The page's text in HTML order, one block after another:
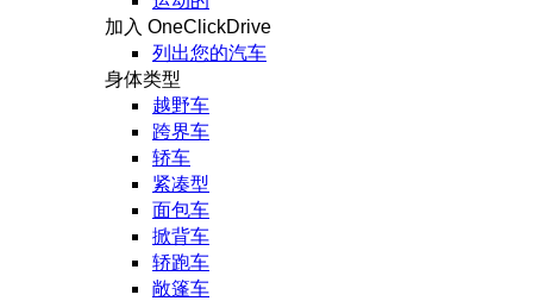
加入 OneClickDrive
列出您的汽车
身体类型
越野车
跨界车
轿车
紧凑型
面包车
掀背车
轿跑车
敞篷车